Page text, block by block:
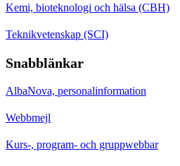
Kemi, bioteknologi och hälsa (CBH)
Teknikvetenskap (SCI)
Snabblänkar
AlbaNova, personalinformation
Webbmejl
Kurs-, program- och gruppwebbar